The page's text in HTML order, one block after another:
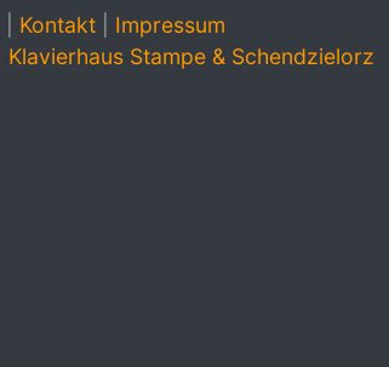
Kontakt| Impressum
Klavierhaus Stampe & Schendzielorz